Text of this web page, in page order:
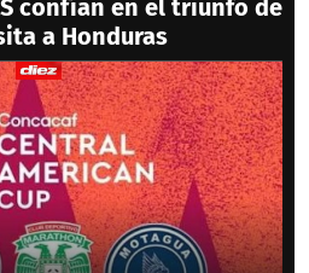
confían en el triunfo de
a Honduras